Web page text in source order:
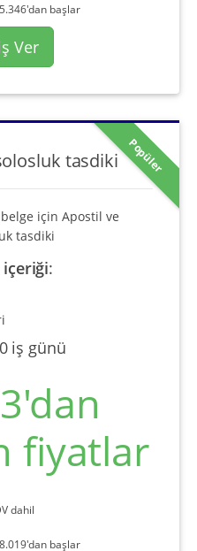
başlar
Ver
Popüler
tasdiki
için Apostil ve
tasdiki
:
iş günü
fiyatlar
dahil
başlar